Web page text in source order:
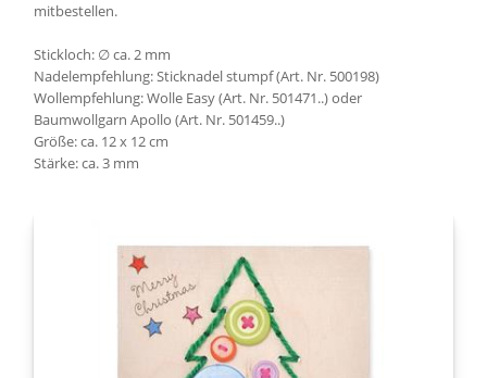
mitbestellen.
Stickloch: ∅ ca. 2 mm
Nadelempfehlung: Sticknadel stumpf (Art. Nr. 500198)
Wollempfehlung: Wolle Easy (Art. Nr. 501471..) oder
Baumwollgarn Apollo (Art. Nr. 501459..)
Größe: ca. 12 x 12 cm
Stärke: ca. 3 mm